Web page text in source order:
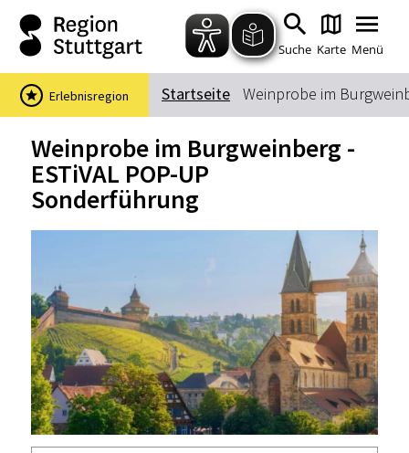
Zum Hauptinhalt springen
Zur Suche springen
Zur Hauptnavigation
Zum Footer springen
Suche Karte Menü
Suchbegriff
Das könnte Sie interessieren
Stadtführungen
Events & Tickets
Wein
Radfahren
Wandern
Startseite Weinprobe im
Erlebnisregion
Weinprobe im Burgweinberg -
ESTiVAL POP-UP
Sonderführung